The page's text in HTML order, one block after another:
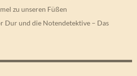
zu unseren Füßen
Dur und die Notendetektive – Das